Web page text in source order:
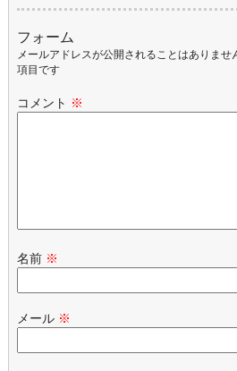
フォーム
メールアドレスが公開されることはありませ
項目です
コメント ※
名前 ※
メール ※